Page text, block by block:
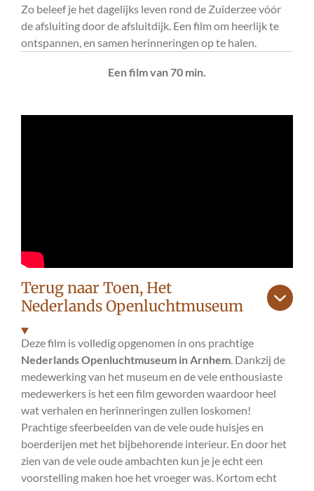
Zo beleef je het dagelijks leven rond de Zuiderzee vóór
de afsluiting door de afsluitdijk. Een film om heerlijk te
ontspannen, en samen herinneringen op te halen.
Een film van 70 min.
Terug naar Toen, Het
Nederlands Openluchtmuseum
Deze film is volledig opgenomen in ons prachtige
NederlandsOpenluchtmuseum in Arnhem. Dankzij de
medewerking van het museum en de vele enthousiaste
medewerkers is het een film geworden waardoor heel
wat verhalen en herinneringen zullen loskomen!
Prachtige sfeerbeelden van de vele oude huisjes en
boerderijen met het bijbehorende interieur. En door het
zien van de vele oude ambachten kun je je echt een
voorstelling maken hoe het vroeger was. Kortom echt